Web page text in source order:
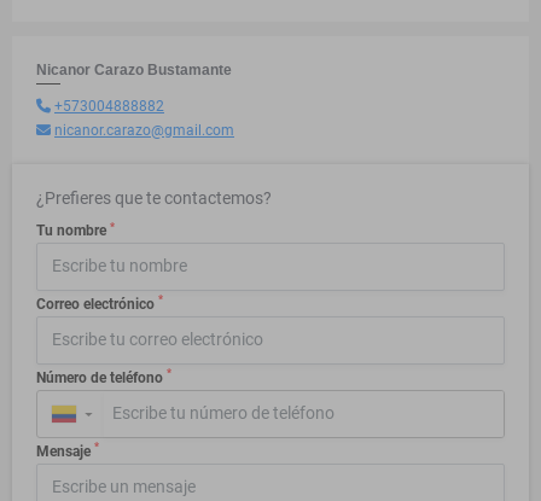
Nicanor Carazo Bustamante
+573004888882
nicanor.carazo@gmail.com
¿Prefieres que te contactemos?
Tu nombre *
Correo electrónico *
Número de teléfono *
▼
Mensaje *